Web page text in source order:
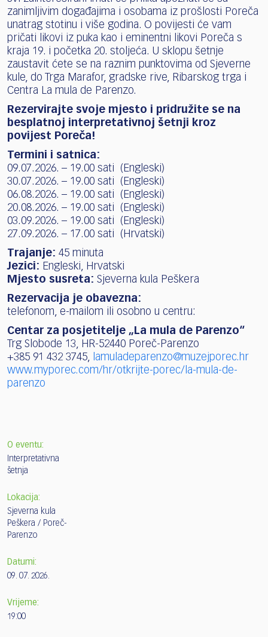
zanimljivim događajima i osobama iz prošlosti Poreča
unatrag stotinu i više godina. O povijesti će vam
pričati likovi iz puka kao i eminentni likovi Poreča s
kraja 19. i početka 20. stoljeća. U sklopu šetnje
zaustavit ćete se na raznim punktovima od Sjeverne
kule, do Trga Marafor, gradske rive, Ribarskog trga i
Centra La mula de Parenzo.
Rezervirajte svoje mjesto i pridružite se na
besplatnoj interpretativnoj šetnji kroz
povijest Poreča!
Termini i satnica:
09.07.2026. – 19.00 sati (Engleski)
30.07.2026. – 19.00 sati (Engleski)
06.08.2026. – 19.00 sati (Engleski)
20.08.2026. – 19.00 sati (Engleski)
03.09.2026. – 19.00 sati (Engleski)
27.09.2026. – 17.00 sati (Hrvatski)
Trajanje: 45 minuta
Jezici: Engleski, Hrvatski
Mjesto susreta: Sjeverna kula Peškera
Rezervacija je obavezna:
telefonom, e-mailom ili osobno u centru:
Centar za posjetitelje „La mula de Parenzo“
Trg Slobode 13, HR-52440 Poreč-Parenzo
+385 91 432 3745, lamuladeparenzo@muzejporec.hr
www.myporec.com/hr/otkrijte-porec/la-mula-de-
parenzo
O eventu:
Interpretativna
šetnja
Lokacija:
Sjeverna kula
Peškera / Poreč-
Parenzo
Datumi:
09. 07. 2026.
Vrijeme:
19:00